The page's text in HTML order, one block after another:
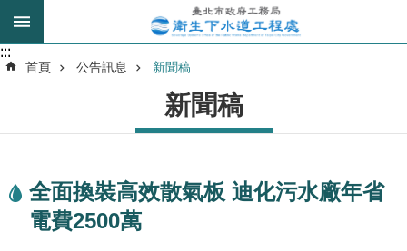
跳到主要內容區塊
進
我
的
:::
:::
首頁 公告訊息 新聞稿
新聞稿
全面換裝高效散氣板 迪化污水廠年省
電費2500萬